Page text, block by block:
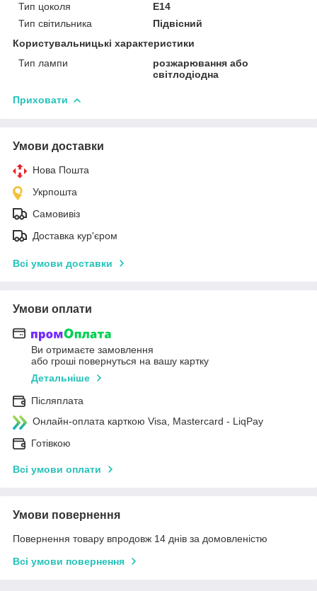
Тип цоколя
E14
Тип світильника
Підвісний
Користувальницькі характеристики
Тип лампи
розжарювання або
світлодіодна
Приховати
Умови доставки
Нова Пошта
Укрпошта
Самовивіз
Доставка кур'єром
Всі умови доставки
Умови оплати
Ви отримаєте замовлення
або гроші повернуться на вашу картку
Детальніше
Післяплата
Онлайн-оплата карткою Visa, Mastercard - LiqPay
Готівкою
Всі умови оплати
Умови повернення
Повернення товару впродовж 14 днів за домовленістю
Всі умови повернення